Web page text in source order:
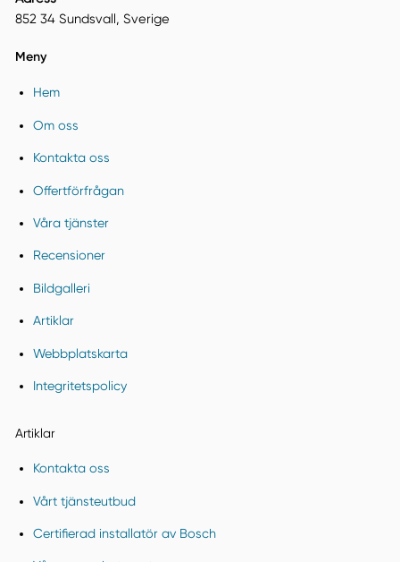
852 34 Sundsvall, Sverige
Meny
Hem
Om oss
Kontakta oss
Offertförfrågan
Våra tjänster
Recensioner
Bildgalleri
Artiklar
Webbplatskarta
Integritetspolicy
Artiklar
Kontakta oss
Vårt tjänsteutbud
Certifierad installatör av Bosch